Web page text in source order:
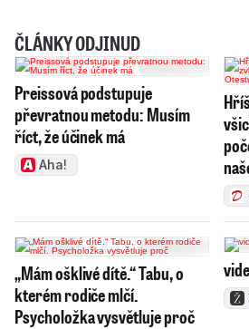
ČLÁNKY ODJINUD
Preissová podstupuje
převratnou metodu: Musím
říct, že účinek má
Aha!
„Mám ošklivé dítě.“ Tabu, o
kterém rodiče mlčí.
Psycholožka vysvětluje proč